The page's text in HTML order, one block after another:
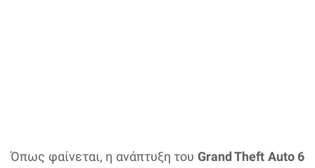
Όπως φαίνεται, η ανάπτυξη του Grand Theft Auto 6